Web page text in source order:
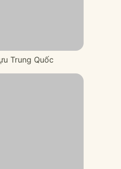
Trung Quốc